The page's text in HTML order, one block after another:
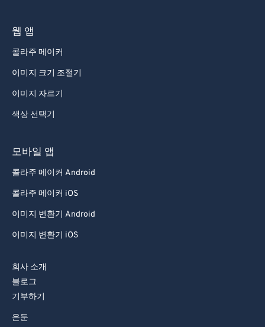
웹 앱
콜라주 메이커
이미지 크기 조절기
이미지 자르기
색상 선택기
모바일 앱
콜라주 메이커 Android
콜라주 메이커 iOS
이미지 변환기 Android
이미지 변환기 iOS
회사 소개
블로그
기부하기
은둔